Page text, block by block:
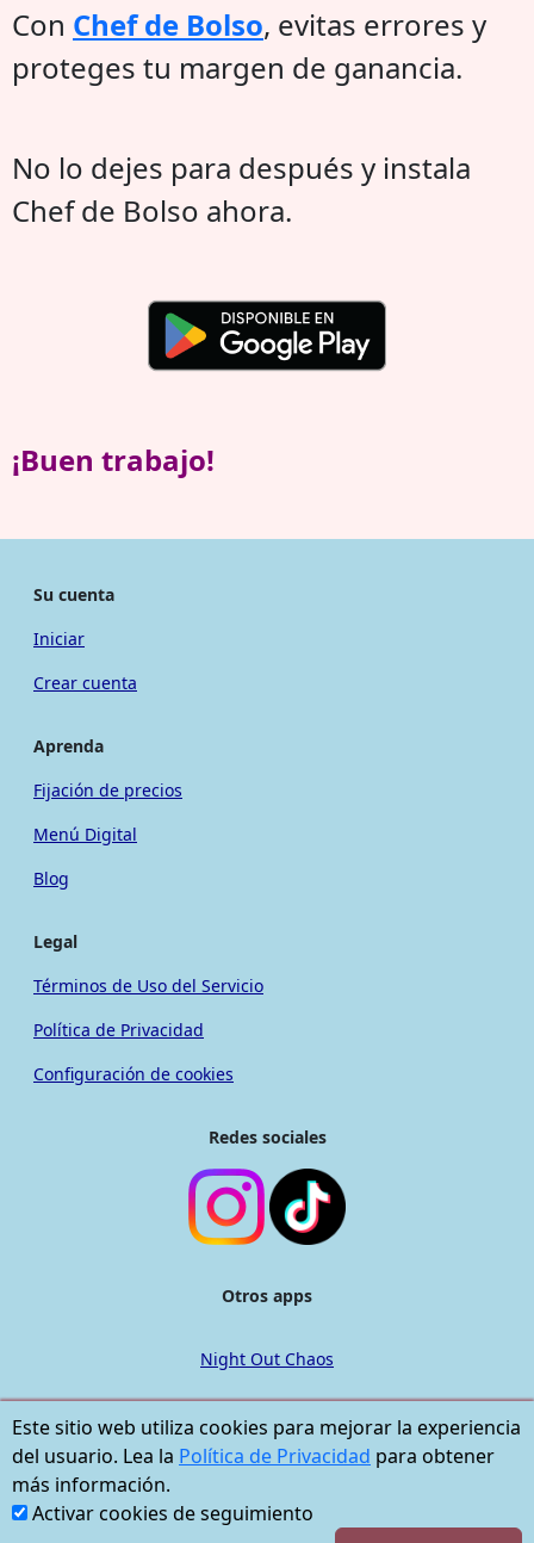
Con Chef de Bolso, evitas errores y
proteges tu margen de ganancia.
No lo dejes para después y instala
Chef de Bolso ahora.
¡Buen trabajo!
Este sitio web utiliza cookies para mejorar la experiencia
del usuario. Lea la Política de Privacidad para obtener
más información.
Activar cookies de seguimiento
Su cuenta
Iniciar
Crear cuenta
Aprenda
Fijación de precios
Menú Digital
Blog
Legal
Términos de Uso del Servicio
Política de Privacidad
Configuración de cookies
Redes sociales
Otros apps
Night Out Chaos
© Chef de Bolso. Todos los derechos reservados.
Google Play y el logotipo de Google Play son marcas
comerciales de Google LLC.